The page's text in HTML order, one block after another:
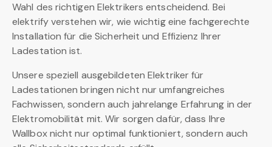
Wahl des richtigen Elektrikers entscheidend. Bei
elektrify verstehen wir, wie wichtig eine fachgerechte
Installation für die Sicherheit und Effizienz Ihrer
Ladestation ist.
Unsere speziell ausgebildeten Elektriker für
Ladestationen bringen nicht nur umfangreiches
Fachwissen, sondern auch jahrelange Erfahrung in der
Elektromobilität mit. Wir sorgen dafür, dass Ihre
Wallbox nicht nur optimal funktioniert, sondern auch